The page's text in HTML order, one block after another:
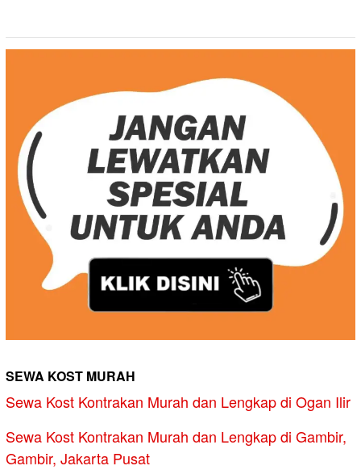
SEWA KOST MURAH
Sewa Kost Kontrakan Murah dan Lengkap di Ogan Ilir
Sewa Kost Kontrakan Murah dan Lengkap di Gambir,
Gambir, Jakarta Pusat